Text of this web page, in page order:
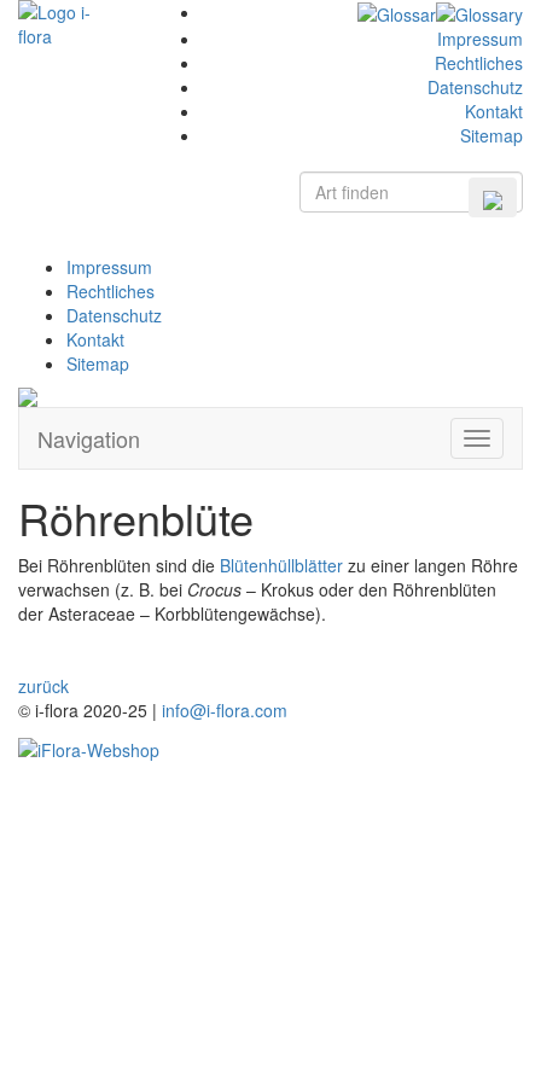
Impressum
Rechtliches
Datenschutz
Kontakt
Sitemap
Impressum
Rechtliches
Datenschutz
Kontakt
Sitemap
Zeige
Navigation
Röhrenblüte
Bei Röhrenblüten sind die Blütenhüllblätter zu einer langen Röhre
verwachsen (z. B. bei Crocus – Krokus oder den Röhrenblüten
der Asteraceae – Korbblütengewächse).
zurück
© i-flora 2020-25 | info@i-flora.com